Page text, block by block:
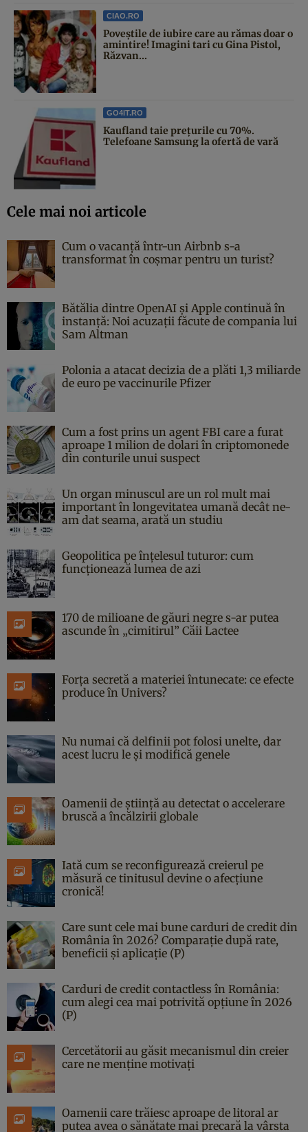
CIAO.RO
Poveştile de iubire care au rămas doar o
amintire! Imagini tari cu Gina Pistol,
Răzvan...
GO4IT.RO
Kaufland taie prețurile cu 70%.
Telefoane Samsung la ofertă de vară
Cele mai noi articole
Cum o vacanță într-un Airbnb s-a
transformat în coșmar pentru un turist?
Bătălia dintre OpenAI și Apple continuă în
instanță: Noi acuzații făcute de compania lui
Sam Altman
Polonia a atacat decizia de a plăti 1,3 miliarde
de euro pe vaccinurile Pfizer
Cum a fost prins un agent FBI care a furat
aproape 1 milion de dolari în criptomonede
din conturile unui suspect
Un organ minuscul are un rol mult mai
important în longevitatea umană decât ne-
am dat seama, arată un studiu
Geopolitica pe înțelesul tuturor: cum
funcționează lumea de azi
170 de milioane de găuri negre s-ar putea
ascunde în „cimitirul” Căii Lactee
Forța secretă a materiei întunecate: ce efecte
produce în Univers?
Nu numai că delfinii pot folosi unelte, dar
acest lucru le și modifică genele
Oamenii de știință au detectat o accelerare
bruscă a încălzirii globale
Iată cum se reconfigurează creierul pe
măsură ce tinitusul devine o afecțiune
cronică!
Care sunt cele mai bune carduri de credit din
România în 2026? Comparație după rate,
beneficii și aplicație (P)
Carduri de credit contactless în România:
cum alegi cea mai potrivită opțiune în 2026
(P)
Cercetătorii au găsit mecanismul din creier
care ne menține motivați
Oamenii care trăiesc aproape de litoral ar
putea avea o sănătate mai precară la vârsta